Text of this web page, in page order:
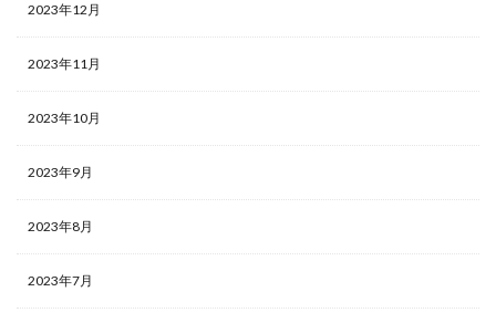
2023年12月
2023年11月
2023年10月
2023年9月
2023年8月
2023年7月